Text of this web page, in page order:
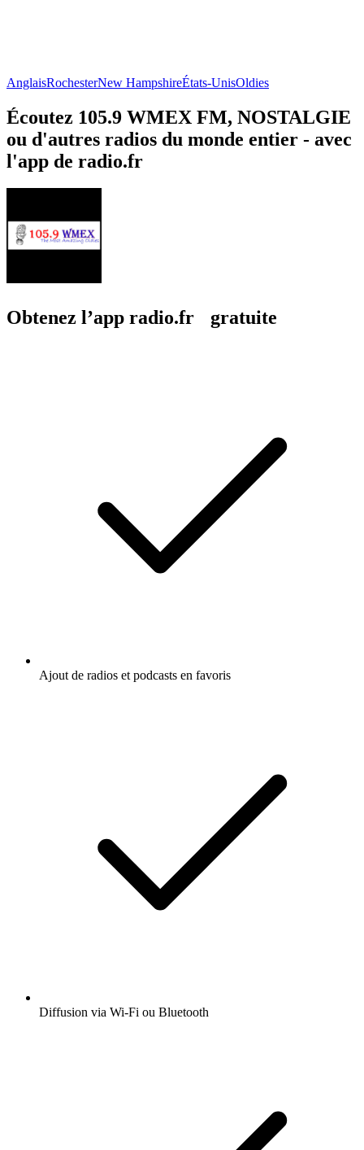
AnglaisRochesterNew HampshireÉtats-UnisOldies
Écoutez 105.9 WMEX FM, NOSTALGIE
ou d'autres radios du monde entier - avec
l'app de radio.fr
Obtenez l’app radio.fr gratuite
Ajout de radios et podcasts en favoris
Diffusion via Wi-Fi ou Bluetooth